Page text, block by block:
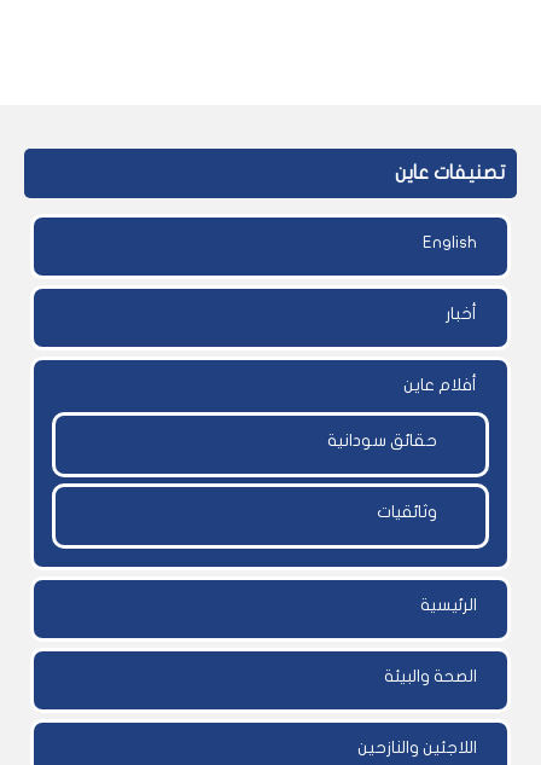
تصنيفات عاين
English
أخبار
أفلام عاين
حقائق سودانية
وثائقيات
الرئيسية
الصحة والبيئة
اللاجئين والنازحين